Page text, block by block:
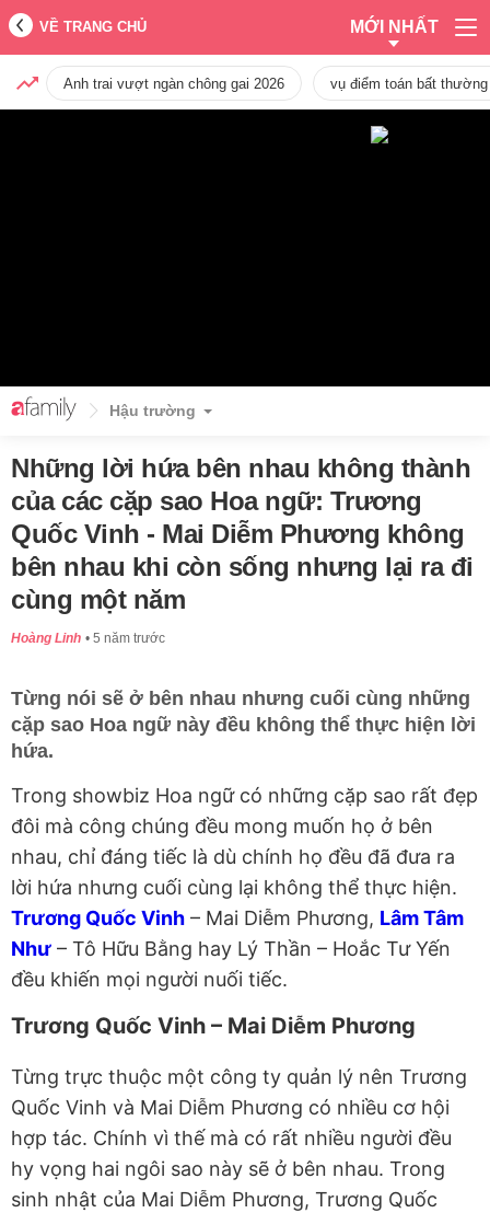
VỀ TRANG CHỦ MỚI NHẤT
Anh trai vượt ngàn chông gai 2026 vụ điểm toán bất
Hậu trường
Những lời hứa bên nhau không thành
của các cặp sao Hoa ngữ: Trương
Quốc Vinh - Mai Diễm Phương không
bên nhau khi còn sống nhưng lại ra đi
cùng một năm
Hoàng Linh 5 năm trước
Từng nói sẽ ở bên nhau nhưng cuối cùng những
cặp sao Hoa ngữ này đều không thể thực hiện lời
hứa.
Trong showbiz Hoa ngữ có những cặp sao rất đẹp
đôi mà công chúng đều mong muốn họ ở bên
nhau, chỉ đáng tiếc là dù chính họ đều đã đưa ra
lời hứa nhưng cuối cùng lại không thể thực hiện.
Trương Quốc Vinh – Mai Diễm Phương, Lâm Tâm
Như – Tô Hữu Bằng hay Lý Thần – Hoắc Tư Yến
đều khiến mọi người nuối tiếc.
Trương Quốc Vinh – Mai Diễm Phương
Từng trực thuộc một công ty quản lý nên Trương
Quốc Vinh và Mai Diễm Phương có nhiều cơ hội
hợp tác. Chính vì thế mà có rất nhiều người đều
hy vọng hai ngôi sao này sẽ ở bên nhau. Trong
sinh nhật của Mai Diễm Phương, Trương Quốc